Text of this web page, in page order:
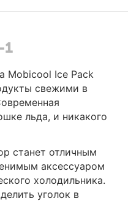
1
Mobicool Ice Pack
свежими в
льда, и никакого
станет отличным
аксессуаром
холодильника.
уголок в